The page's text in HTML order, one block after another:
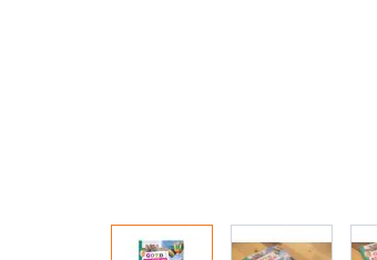
View larger imageView larger